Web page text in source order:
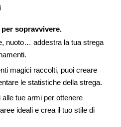
sopravvivere.
nuoto… addestra la tua strega
magici raccolti, puoi creare
le statistiche della strega.
tue armi per ottenere
ideali e crea il tuo stile di